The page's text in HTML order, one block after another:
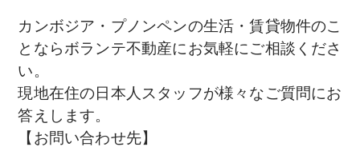
カンボジア・プノンペンの生活・賃貸物件のこ
とならボランテ不動産にお気軽にご相談くださ
い。
現地在住の日本人スタッフが様々なご質問にお
答えします。
【お問い合わせ先】